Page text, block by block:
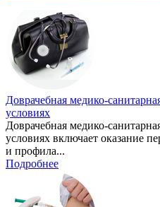
Доврачебная медико-
условиях
Доврачебная медико-
условиях включает оказание
и профила...
Подробнее